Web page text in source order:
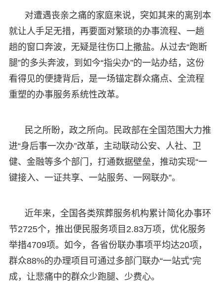
对遭遇丧亲之痛的家庭来说，突如其来的离别本
就让人手足无措，再要面对繁琐的办事流程、一趟
趟的窗口奔波，无疑是往伤口上撒盐。从过去“跑断
腿”的多头奔波，到如今“指尖办”的一站办结，这份
看得见的便捷背后，是一场锚定群众痛点、全流程
重塑的办事服务系统性改革。
民之所盼，政之所向。民政部在全国范围大力推
进“身后事一次办”改革，主动联动公安、人社、卫
健、金融等多个部门，打通数据壁垒，推动实现“一
键接入、一证共享、一站服务、一网联办”。
近年来，全国各类殡葬服务机构累计简化办事环
节2725个，推出便民服务项目2.83万项，优化服务
举措4709项。如今，各省份联办事项平均达20项，
群众88%的办理项目可通过多部门联办“一站式”完
成，让悲痛中的群众少跑腿、少费心。